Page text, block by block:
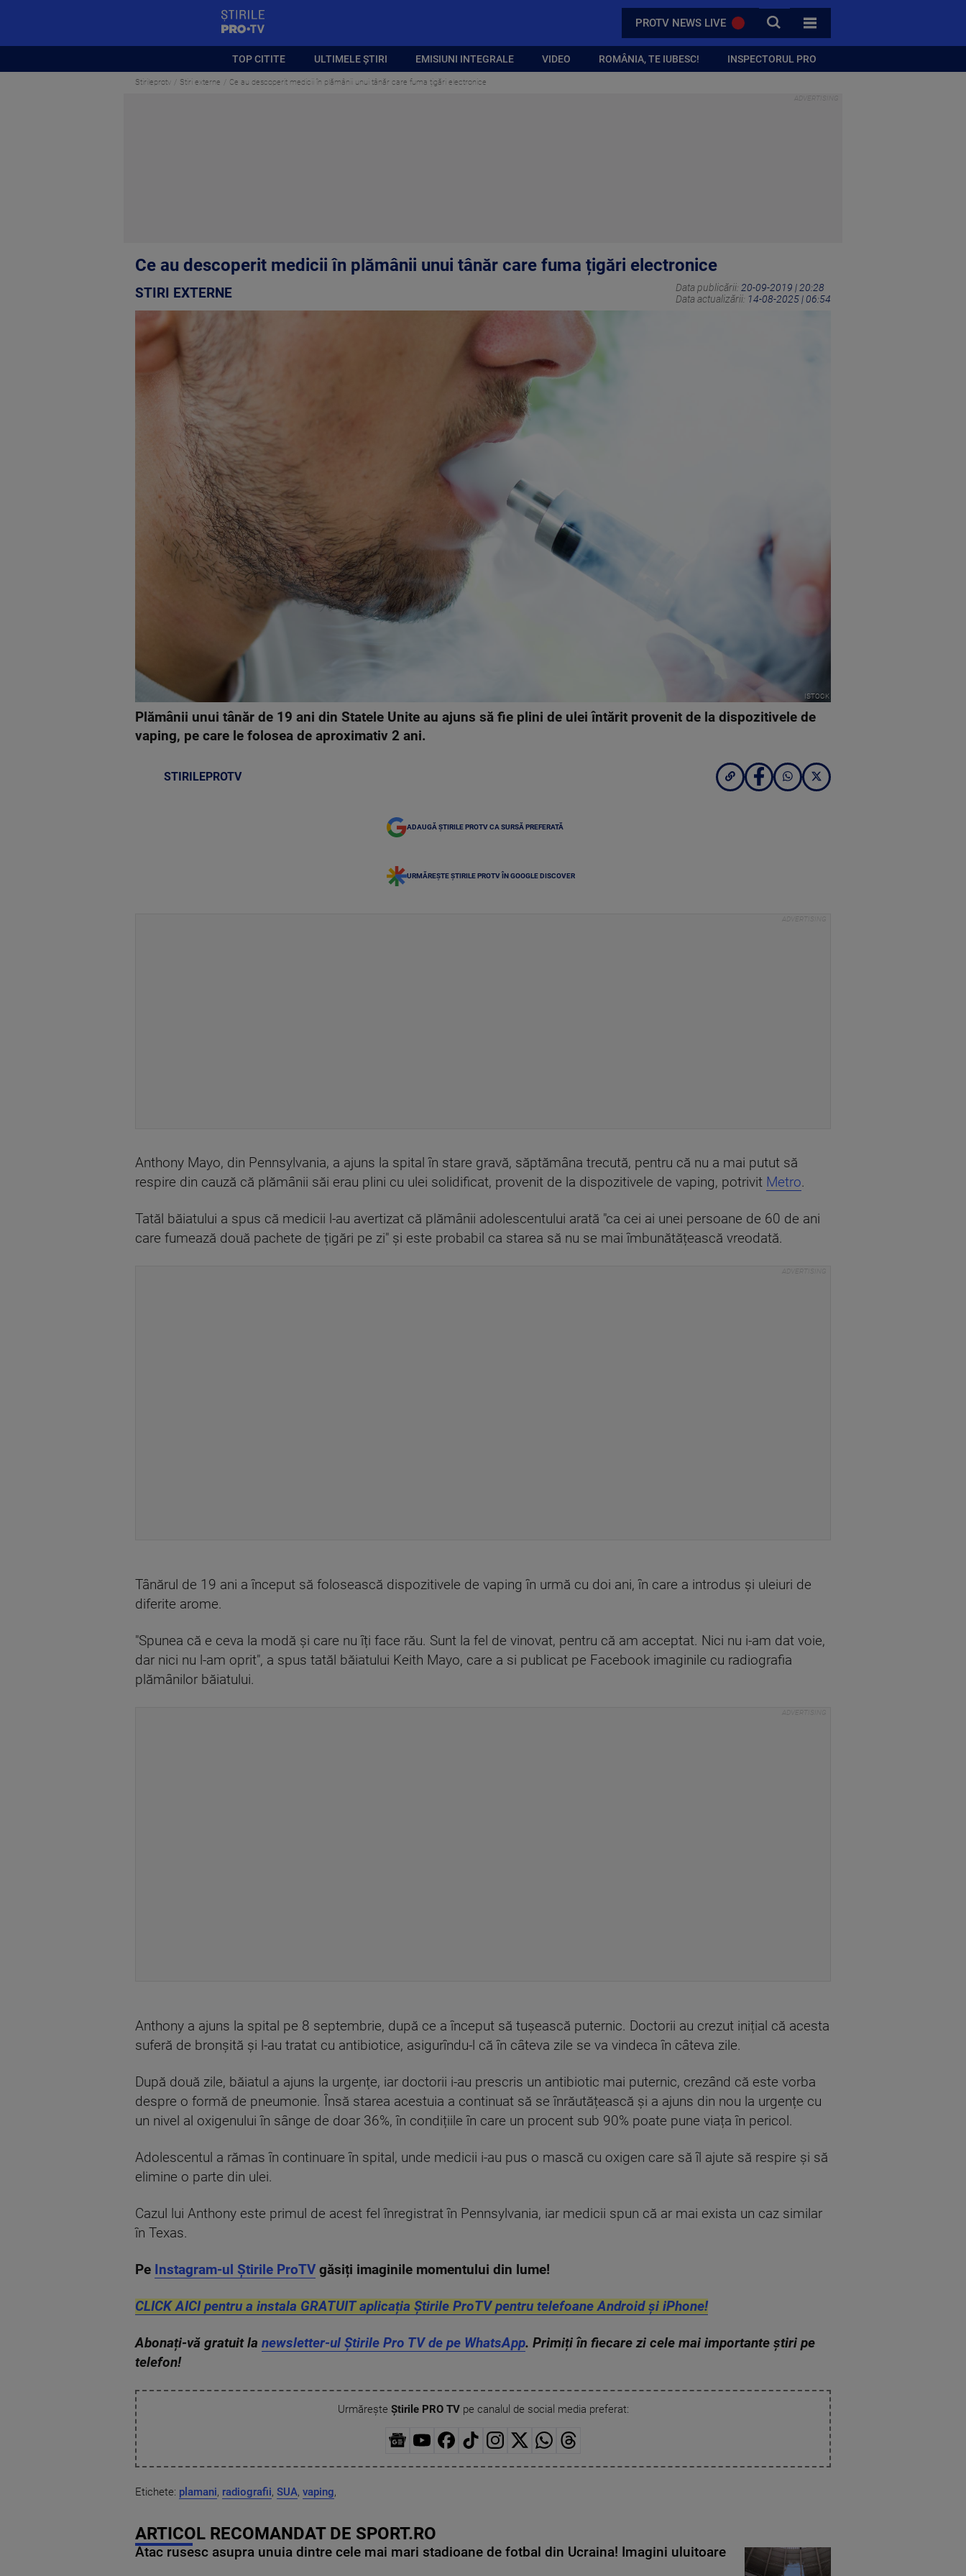
PROTV NEWS LIVE CAUTA
TOATE CATEGORIILE
TOP CITITE ULTIMELE ȘTIRI EMISIUNI INTEGRALE VIDEO ROMÂNIA, TE IUBESC! INSPECTORUL PRO
Stirileprotv Stiri externe Ce au descoperit medicii în plămânii unui tânăr care fuma țigări electronice
Ce au descoperit medicii în plămânii unui tânăr care fuma țigări electronice
STIRI EXTERNE Data publicării: 20-09-2019 | 20:28
Data actualizării: 14-08-2025 | 06:54
ISTOCK
Plămânii unui tânăr de 19 ani din Statele Unite au ajuns să fie plini de ulei întărit provenit de la dispozitivele de
vaping, pe care le folosea de aproximativ 2 ani.
STIRILEPROTV
ADAUGĂ ȘTIRILE PROTV CA SURSĂ PREFERATĂ
URMĂREȘTE ȘTIRILE PROTV ÎN GOOGLE DISCOVER
Anthony Mayo, din Pennsylvania, a ajuns la spital în stare gravă, săptămâna trecută, pentru că nu a mai putut să
respire din cauză că plămânii săi erau plini cu ulei solidificat, provenit de la dispozitivele de vaping, potrivit Metro.
Tatăl băiatului a spus că medicii l-au avertizat că plămânii adolescentului arată "ca cei ai unei persoane de 60 de ani
care fumează două pachete de țigări pe zi" și este probabil ca starea să nu se mai îmbunătățească vreodată.
Tânărul de 19 ani a început să folosească dispozitivele de vaping în urmă cu doi ani, în care a introdus și uleiuri de
diferite arome.
"Spunea că e ceva la modă și care nu îți face rău. Sunt la fel de vinovat, pentru că am acceptat. Nici nu i-am dat voie,
dar nici nu l-am oprit", a spus tatăl băiatului Keith Mayo, care a si publicat pe Facebook imaginile cu radiografia
plămânilor băiatului.
Anthony a ajuns la spital pe 8 septembrie, după ce a început să tușească puternic. Doctorii au crezut inițial că acesta
suferă de bronșită și l-au tratat cu antibiotice, asigurîndu-l că în câteva zile se va vindeca în câteva zile.
După două zile, băiatul a ajuns la urgențe, iar doctorii i-au prescris un antibiotic mai puternic, crezând că este vorba
despre o formă de pneumonie. Însă starea acestuia a continuat să se înrăutățească și a ajuns din nou la urgențe cu
un nivel al oxigenului în sânge de doar 36%, în condițiile în care un procent sub 90% poate pune viața în pericol.
Adolescentul a rămas în continuare în spital, unde medicii i-au pus o mască cu oxigen care să îl ajute să respire și să
elimine o parte din ulei.
Cazul lui Anthony este primul de acest fel înregistrat în Pennsylvania, iar medicii spun că ar mai exista un caz similar
în Texas.
Pe Instagram-ul Știrile ProTV găsiți imaginile momentului din lume!
CLICK AICI pentru a instala GRATUIT aplicația Știrile ProTV pentru telefoane Android și iPhone!
Abonați-vă gratuit la newsletter-ul Știrile Pro TV de pe WhatsApp. Primiți în fiecare zi cele mai importante știri pe
telefon!
Urmărește Știrile PRO TVpe canalul de social media preferat:
Etichete: plamani, radiografii, SUA, vaping,
ARTICOL RECOMANDAT DE SPORT.RO
Atac rusesc asupra unuia dintre cele mai mari stadioane de fotbal din Ucraina! Imagini uluitoare